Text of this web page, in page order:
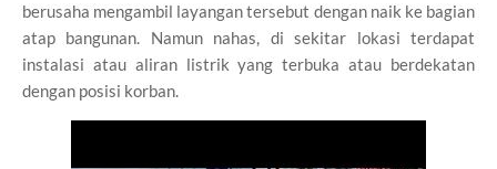
berusaha mengambil layangan tersebut dengan naik ke bagian
atap bangunan. Namun nahas, di sekitar lokasi terdapat
instalasi atau aliran listrik yang terbuka atau berdekatan
dengan posisi korban.